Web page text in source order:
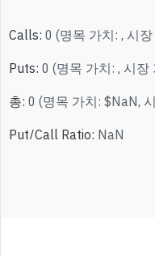
Calls: 0 (명목 가치: , 시장
Puts: 0 (명목 가치: , 시장
총: 0 (명목 가치: $NaN,
Put/Call Ratio: NaN